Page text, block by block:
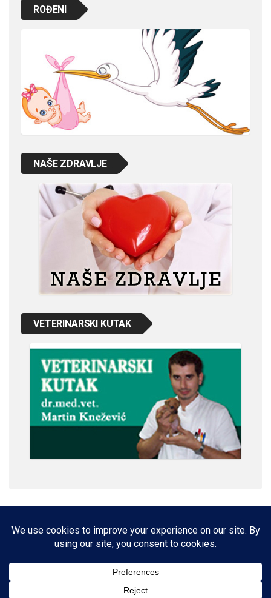
ROĐENI
NAŠE ZDRAVLJE
VETERINARSKI KUTAK
IMPRESSUM